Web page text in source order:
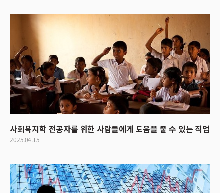
사회복지학 전공자를 위한 사람들에게 도움을 줄 수 있는 직업
2025.04.15